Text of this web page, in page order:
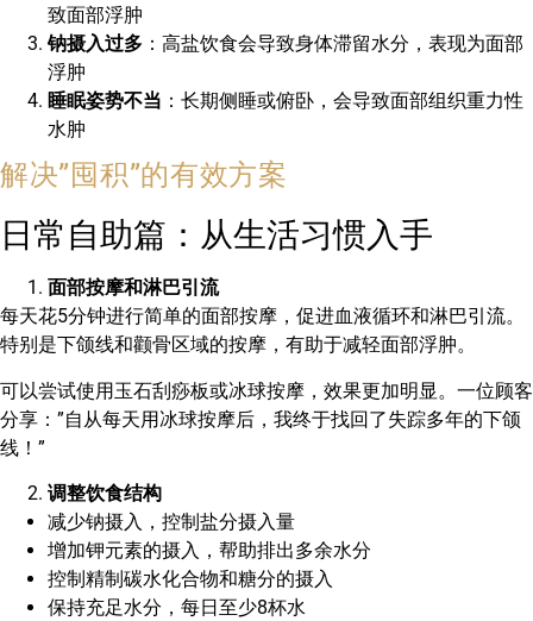
致面部浮肿
钠摄入过多 ：高盐饮食会导致身体滞留水分，表现为面部
浮肿
睡眠姿势不当 ：长期侧睡或俯卧，会导致面部组织重力性
水肿
解决”囤积”的有效方案
日常自助篇：从生活习惯入手
面部按摩和淋巴引流
每天花5分钟进行简单的面部按摩，促进血液循环和淋巴引流。
特别是下颌线和颧骨区域的按摩，有助于减轻面部浮肿。
可以尝试使用玉石刮痧板或冰球按摩，效果更加明显。一位顾客
分享：”自从每天用冰球按摩后，我终于找回了失踪多年的下颌
线！”
调整饮食结构
减少钠摄入，控制盐分摄入量
增加钾元素的摄入，帮助排出多余水分
控制精制碳水化合物和糖分的摄入
保持充足水分，每日至少8杯水